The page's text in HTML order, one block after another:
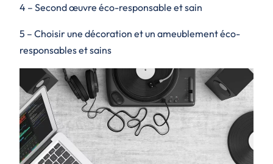
4 – Second œuvre éco-responsable et sain
5 – Choisir une décoration et un ameublement éco-
responsables et sains